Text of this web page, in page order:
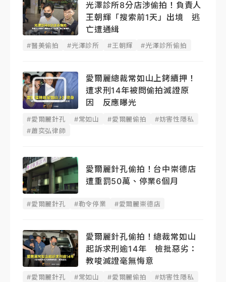
光澤診所8分店涉偷拍！負責人
王朝輝「搜索前1天」出境 逃
亡遭通緝
#醫美偷拍 #光澤診所 #王朝輝 #光澤診所偷拍
愛爾麗總裁常如山上銬續押！
遭求刑14年被問偷拍滅證原
因 反應曝光
#愛爾麗針孔 #常如山 #愛爾麗偷拍
#妨害性隱私
#蕭奕弘律師
愛爾麗針孔偷拍！台中崇德店
遭重罰50萬、停業6個月
#愛爾麗針孔 #勒令停業 #愛爾麗崇德店
愛爾麗針孔偷拍！總裁常如山
起訴求刑逾14年 檢批惡劣：
教唆滅證毫無悔意
#愛爾麗針孔 #常如山 #愛爾麗偷拍
#妨害性隱私